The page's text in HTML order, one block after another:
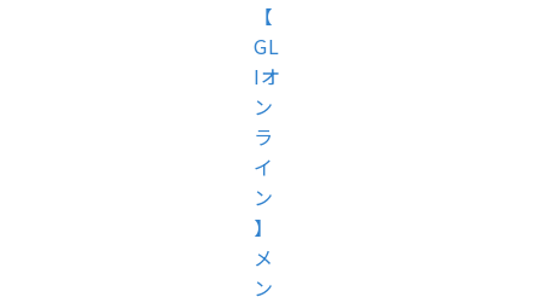
【
GL
Iオ
ン
ラ
イ
ン
】
メ
ン